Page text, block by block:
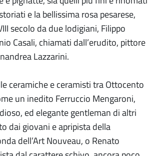
e la bellissima rosa pesarese,
secolo da due lodigiani, Filippo
Casali, chiamati dall’erudito, pittore
Lazzarini.
ceramiche e ceramisti tra Ottocento
un inedito Ferruccio Mengaroni,
ed elegante gentleman di altri
dai giovani e apripista della
dell’Art Nouveau, o Renato